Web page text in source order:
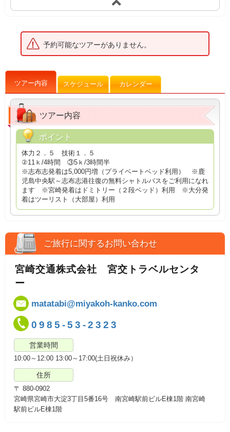
予約可能なツアーがありません。
ツアー内容 スケジュール カレンダー
ツアー内容
ポイント
体力２．５ 技術１．５
②11ｋ/4時間 ③5ｋ/3時間半
※志布志発着は5,000円増（プライベートベッド利用） ※鹿
児島中央駅～志布志港往復の無料シャトルバスをご利用になれ
ます ※宮崎発着はドミトリー（２段ベッド）利用 ※大分発
着はツーリスト（大部屋）利用
ご旅行に関するお問い合わせ
宮崎交通株式会社 宮交トラベルセンタ
ー
0985-53-2323
営業時間
10:00～12:00 13:00～17:00(土日祝休み）
matatabi@miyakoh-kanko.com
住所
〒 880-0902
宮崎県宮崎市大淀3丁目5番16号 南宮崎駅前ビルE棟1階 南宮崎
駅前ビルE棟1階